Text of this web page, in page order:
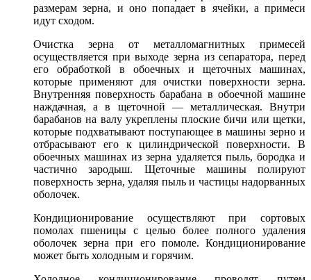
размерам зерна, и оно попадает в ячейки, а примеси
идут сходом.
Очистка зерна от металломагнитных примесей
осуществляется при выходе зерна из сепаратора, перед
его обработкой в обоечных и щеточных машинах,
которые применяют для очистки поверхности зерна.
Внутренняя поверхность барабана в обоечной машине
наждачная, а в щеточной — металлическая. Внутри
барабанов на валу укреплены плоские бичи или щетки,
которые подхватывают поступающее в машины зерно и
отбрасывают его к цилиндрической поверхности. В
обоечных машинах из зерна удаляется пыль, бородка и
частично зародыш. Щеточные машины полируют
поверхность зерна, удаляя пыль и частицы надорванных
оболочек.
Кондиционирование осуществляют при сортовых
помолах пшеницы с целью более полного удаления
оболочек зерна при его помоле. Кондиционирование
может быть холодным и горячим.